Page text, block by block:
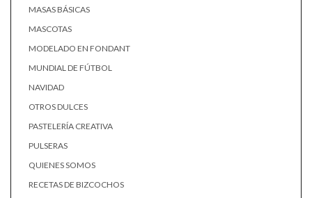
MASAS BÁSICAS
MASCOTAS
MODELADO EN FONDANT
MUNDIAL DE FÚTBOL
NAVIDAD
OTROS DULCES
PASTELERÍA CREATIVA
PULSERAS
QUIENES SOMOS
RECETAS DE BIZCOCHOS